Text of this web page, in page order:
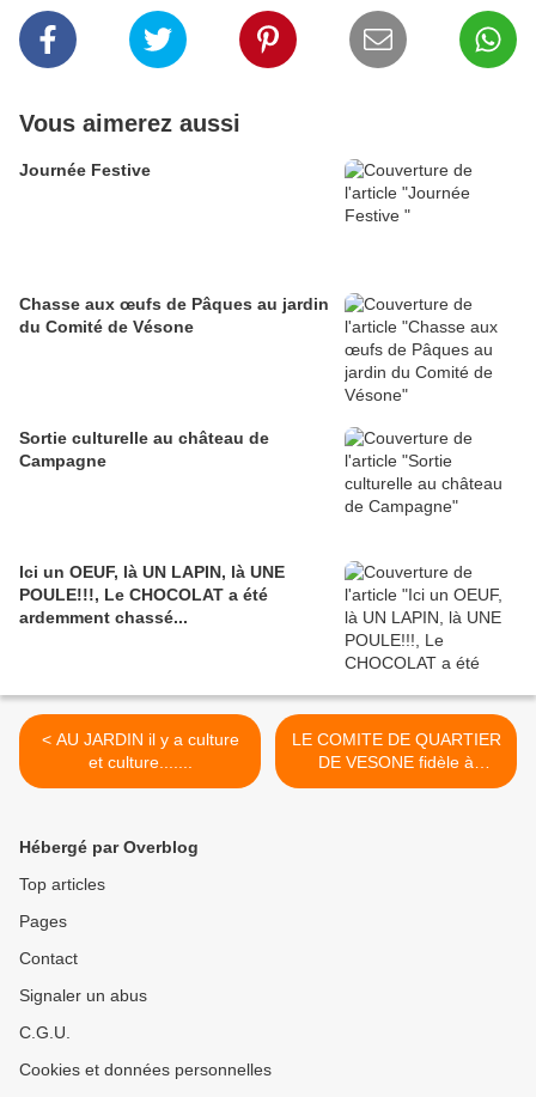
Vous aimerez aussi
Journée Festive
Chasse aux œufs de Pâques au jardin
du Comité de Vésone
Sortie culturelle au château de
Campagne
Ici un OEUF, là UN LAPIN, là UNE
POULE!!!, Le CHOCOLAT a été
ardemment chassé...
< AU JARDIN il y a culture
et culture.......
LE COMITE DE QUARTIER
DE VESONE fidèle à
MIMOS...... >
Hébergé par Overblog
Top articles
Pages
Contact
Signaler un abus
C.G.U.
Cookies et données personnelles